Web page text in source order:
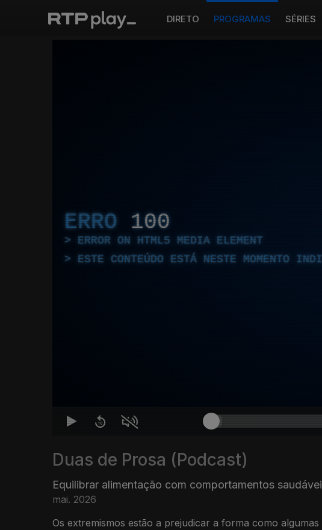
DIRETO PROGRAMAS SÉRIES
ERRO 100
ERROR ON HTML5 MEDIA ELEMENT
ESTE CONTEÚDO ESTÁ NESTE MOMENTO
Duas de Prosa (Podcast)
Equilibrar alimentação com comportamentos
mai. 2026
Os extremismos estão a prejudicar a forma como algumas